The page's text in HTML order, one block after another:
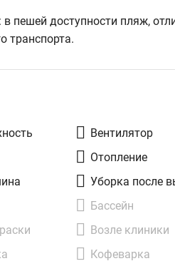
пешей доступности пляж,
транспорта.
Вентилятор
Отопление
Уборка после
Бассейн
Возле клиники
Кофеварка